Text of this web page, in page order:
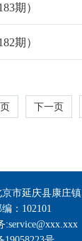
期）
期）
页 下一页
市延庆县康庄镇
编：102101
:service@xxx.xxx